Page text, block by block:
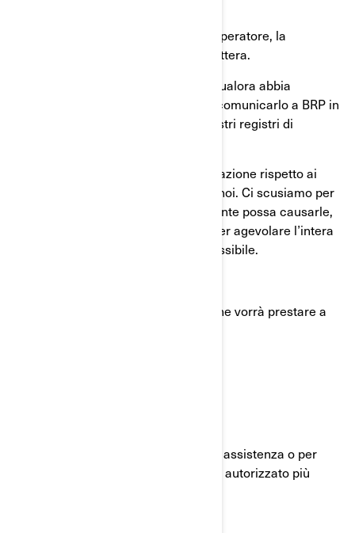
Se conosce l'attuale proprietario o operatore, la
preghiamo di inoltrare loro questa lettera.
In caso di passaggio di proprietà o qualora abbia
cambiato indirizzo, la preghiamo di comunicarlo a BRP in
modo che possiamo aggiornare i nostri registri di
La Sua sicurezza e costante soddisfazione rispetto ai
nostri prodotti sono una priorità per noi. Ci scusiamo per
qualsiasi disturbo questo inconveniente possa causarle,
e Le garantiamo il nostro impegno per agevolare l’intera
procedura nella massima misura possibile.
Grazie per l'attenzione immediata che vorrà prestare a
Per qualsiasi domanda o richiesta di assistenza o per
informazioni sul concessionario BRP autorizzato più